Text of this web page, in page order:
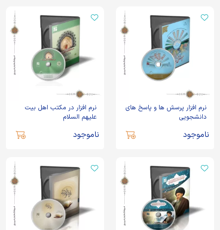
نرم افزار پرسش ها و پاسخ های
دانشجویی
ناموجود
نرم افزار در مکتب اهل بیت
علیهم السلام
ناموجود